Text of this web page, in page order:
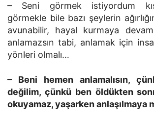
– Seni görmek istiyordum
görmekle bile bazı şeylerin
avunabilir, hayal kurmaya
anlamazsın tabi, anlamak için
yönleri olmalı…
– Beni hemen anlamalısın,
değilim, çünkü ben öldükten
okuyamaz, yaşarken anlaşılmaya